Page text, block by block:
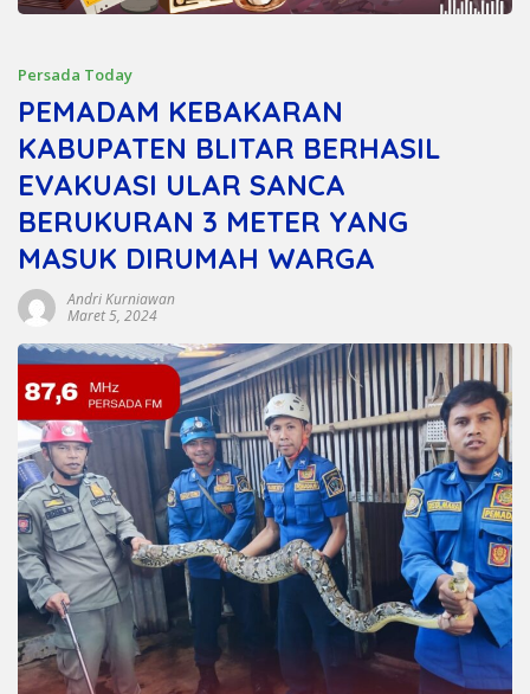
Persada Today
PEMADAM KEBAKARAN
KABUPATEN BLITAR BERHASIL
EVAKUASI ULAR SANCA
BERUKURAN 3 METER YANG
MASUK DIRUMAH WARGA
Andri Kurniawan
Maret 5, 2024